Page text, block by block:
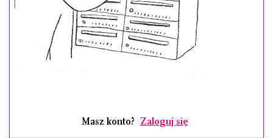
Masz konto? Zaloguj się